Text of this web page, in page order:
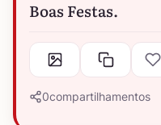
Boas Festas.
0compartilhamentos